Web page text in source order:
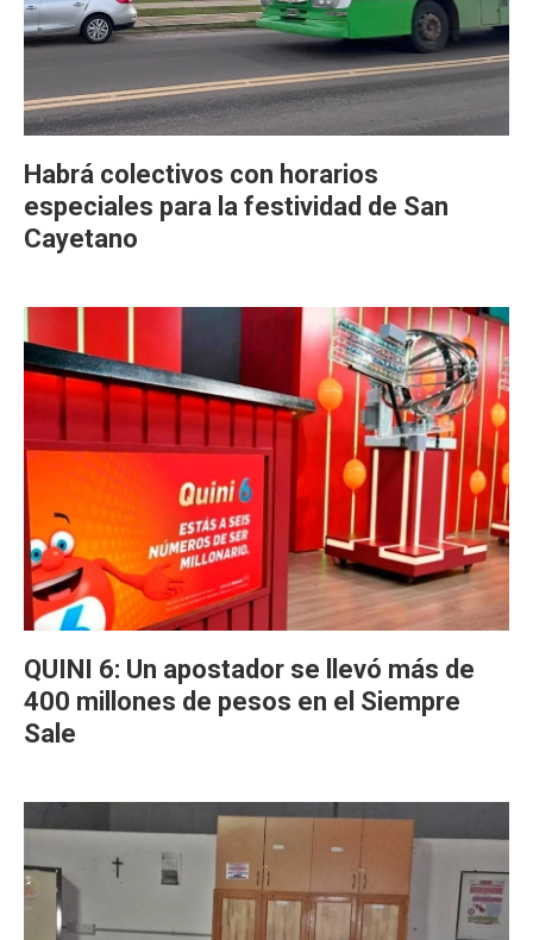
Habrá colectivos con horarios
especiales para la festividad de San
Cayetano
QUINI 6: Un apostador se llevó más de
400 millones de pesos en el Siempre
Sale